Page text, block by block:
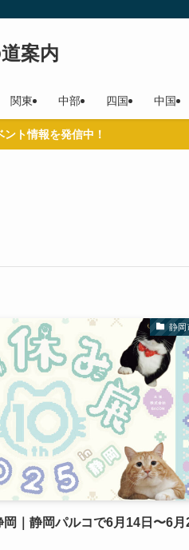
案内
関東 中部 四国 中国
ト情報を発信中！
静岡
｜静岡パルコで6月14日〜6月